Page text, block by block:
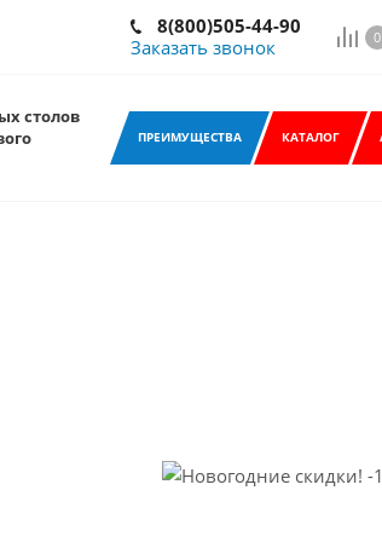
8(800)505-44-90
Заказать звонок
0
столов
ПРЕИМУЩЕСТВА КАТАЛОГ